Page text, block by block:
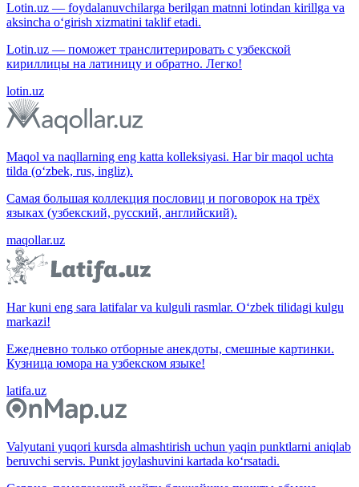
Lotin.uz — foydalanuvchilarga berilgan matnni lotindan kirillga va
aksincha o‘girish xizmatini taklif etadi.
Lotin.uz — поможет транслитерировать с узбекской
кириллицы на латиницу и обратно. Легко!
lotin.uz
Maqol va naqllarning eng katta kolleksiyasi. Har bir maqol uchta
tilda (o‘zbek, rus, ingliz).
Самая большая коллекция пословиц и поговорок на трёх
языках (узбекский, русский, английский).
maqollar.uz
Har kuni eng sara latifalar va kulguli rasmlar. O‘zbek tilidagi kulgu
markazi!
Ежедневно только отборные анекдоты, смешные картинки.
Кузница юмора на узбекском языке!
latifa.uz
Valyutani yuqori kursda almashtirish uchun yaqin punktlarni aniqlab
beruvchi servis. Punkt joylashuvini kartada ko‘rsatadi.